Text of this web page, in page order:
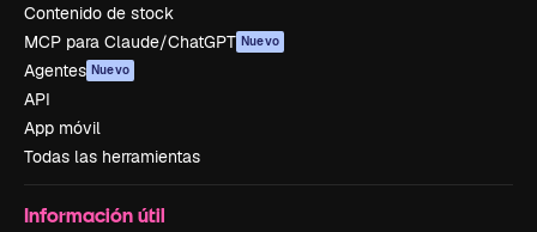
Contenido de stock
MCP para Claude/ChatGPT Nuevo
Agentes Nuevo
API
App móvil
Todas las herramientas
Información útil